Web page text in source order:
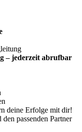
– jederzeit abrufbar
deine Erfolge mit dir!
passenden Partner